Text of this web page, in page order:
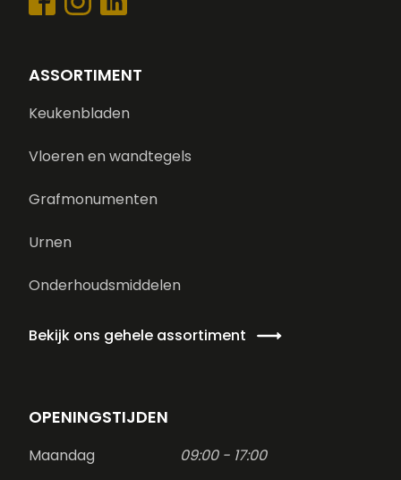
ASSORTIMENT
Keukenbladen
Vloeren en wandtegels
Grafmonumenten
Urnen
Onderhoudsmiddelen
Bekijk ons gehele assortiment
OPENINGSTIJDEN
Maandag 09:00 - 17:00